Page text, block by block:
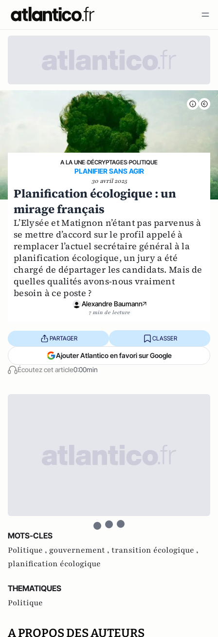
A LA UNE›DÉCRYPTAGES›POLITIQUE
PLANIFIER SANS AGIR
30 avril 2025
Planification écologique : un
mirage français
L’Elysée et Matignon n’étant pas parvenus à
se mettre d’accord sur le profil appelé à
remplacer l’actuel secrétaire général à la
planification écologique, un jury a été
chargé de départager les candidats. Mais de
quelles qualités avons-nous vraiment
besoin à ce poste ?
Alexandre Baumann
7 min de lecture
Écoutez cet article0:00min
PARTAGER CLASSER
Ajouter Atlantico en favori sur Google
MOTS-CLES
Politique , gouvernement , transition écologique ,
planification écologique
THEMATIQUES
Politique
A PROPOS DES AUTEURS